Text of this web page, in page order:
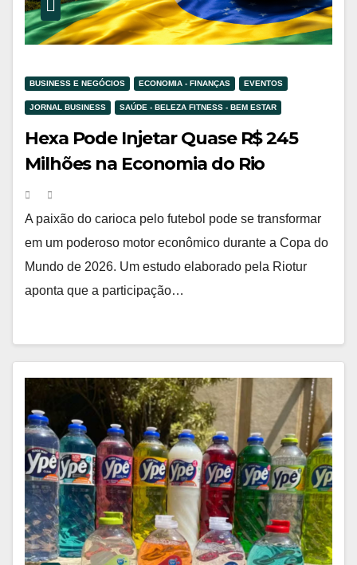
BUSINESS E NEGÓCIOS ECONOMIA - FINANÇAS EVENTOS
JORNAL BUSINESS SAÚDE - BELEZA FITNESS - BEM ESTAR
Hexa Pode Injetar Quase R$ 245
Milhões na Economia do Rio
Durante a Copa de 2026
A paixão do carioca pelo futebol pode se transformar
em um poderoso motor econômico durante a Copa do
Mundo de 2026. Um estudo elaborado pela Riotur
aponta que a participação…